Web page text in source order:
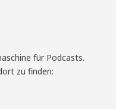
für Podcasts.
zu finden: